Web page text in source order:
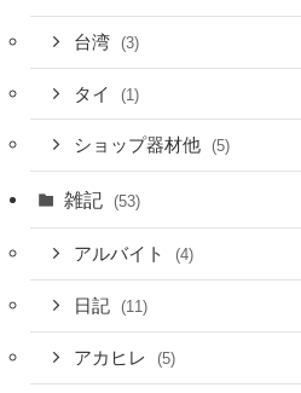
台湾 (3)
タイ (1)
ショップ器材他 (5)
雑記 (53)
アルバイト (4)
日記 (11)
アカヒレ (5)